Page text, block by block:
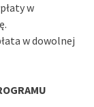
w
w dowolnej